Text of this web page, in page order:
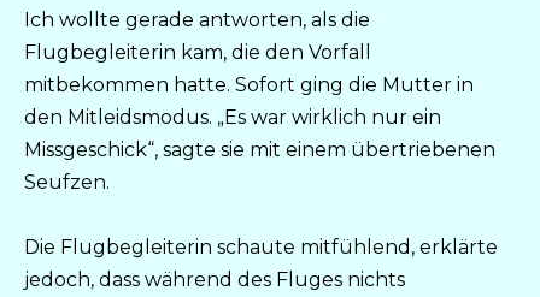
Ich wollte gerade antworten, als die
Flugbegleiterin kam, die den Vorfall
mitbekommen hatte. Sofort ging die Mutter in
den Mitleidsmodus. „Es war wirklich nur ein
Missgeschick“, sagte sie mit einem übertriebenen
Seufzen.
Die Flugbegleiterin schaute mitfühlend, erklärte
jedoch, dass während des Fluges nichts